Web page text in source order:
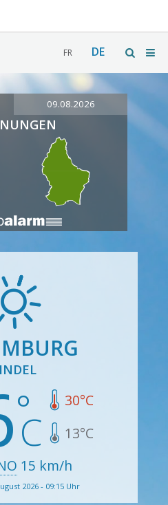
FR DE
09.08.2026
30°C
13°C
15 km/h
2026 - 09:15 Uhr